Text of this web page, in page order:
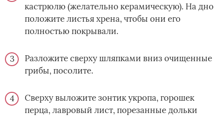
кастрюлю (желательно керамическую). На дно
положите листья хрена, чтобы они его
полностью покрывали.
Разложите сверху шляпками вниз очищенные
грибы, посолите.
Сверху выложите зонтик укропа, горошек
перца, лавровый лист, порезанные дольки